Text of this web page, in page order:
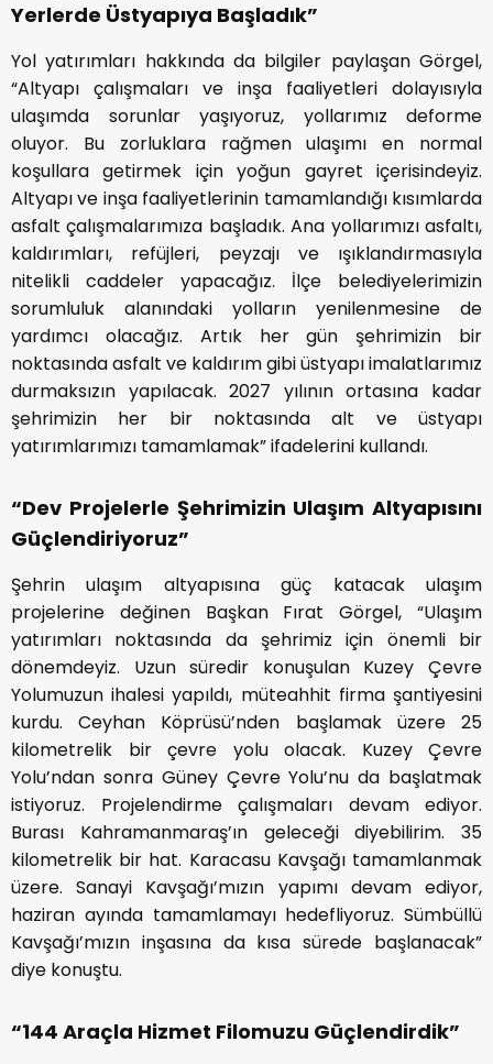
Yerlerde Üstyapıya Başladık”
Yol yatırımları hakkında da bilgiler paylaşan Görgel,
“Altyapı çalışmaları ve inşa faaliyetleri dolayısıyla
ulaşımda sorunlar yaşıyoruz, yollarımız deforme
oluyor. Bu zorluklara rağmen ulaşımı en normal
koşullara getirmek için yoğun gayret içerisindeyiz.
Altyapı ve inşa faaliyetlerinin tamamlandığı kısımlarda
asfalt çalışmalarımıza başladık. Ana yollarımızı asfaltı,
kaldırımları, refüjleri, peyzajı ve ışıklandırmasıyla
nitelikli caddeler yapacağız. İlçe belediyelerimizin
sorumluluk alanındaki yolların yenilenmesine de
yardımcı olacağız. Artık her gün şehrimizin bir
noktasında asfalt ve kaldırım gibi üstyapı imalatlarımız
durmaksızın yapılacak. 2027 yılının ortasına kadar
şehrimizin her bir noktasında alt ve üstyapı
yatırımlarımızı tamamlamak” ifadelerini kullandı.
“Dev Projelerle Şehrimizin Ulaşım Altyapısını
Güçlendiriyoruz”
Şehrin ulaşım altyapısına güç katacak ulaşım
projelerine değinen Başkan Fırat Görgel, “Ulaşım
yatırımları noktasında da şehrimiz için önemli bir
dönemdeyiz. Uzun süredir konuşulan Kuzey Çevre
Yolumuzun ihalesi yapıldı, müteahhit firma şantiyesini
kurdu. Ceyhan Köprüsü’nden başlamak üzere 25
kilometrelik bir çevre yolu olacak. Kuzey Çevre
Yolu’ndan sonra Güney Çevre Yolu’nu da başlatmak
istiyoruz. Projelendirme çalışmaları devam ediyor.
Burası Kahramanmaraş’ın geleceği diyebilirim. 35
kilometrelik bir hat. Karacasu Kavşağı tamamlanmak
üzere. Sanayi Kavşağı’mızın yapımı devam ediyor,
haziran ayında tamamlamayı hedefliyoruz. Sümbüllü
Kavşağı’mızın inşasına da kısa sürede başlanacak”
diye konuştu.
“144 Araçla Hizmet Filomuzu Güçlendirdik”